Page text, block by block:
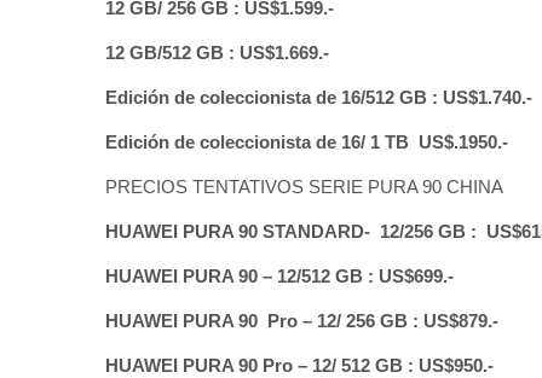
12 GB/ 256 GB : US$1.599.-
12 GB/512 GB : US$1.669.-
Edición de coleccionista de 16/512 GB : US$1.740.-
Edición de coleccionista de 16/ 1 TB US$.1950.-
PRECIOS TENTATIVOS SERIE PURA 90 CHINA
HUAWEI PURA 90 STANDARD- 12/256 GB :
HUAWEI PURA 90 – 12/512 GB : US$699.-
HUAWEI PURA 90 Pro – 12/ 256 GB : US$879.-
HUAWEI PURA 90 Pro – 12/ 512 GB : US$950.-